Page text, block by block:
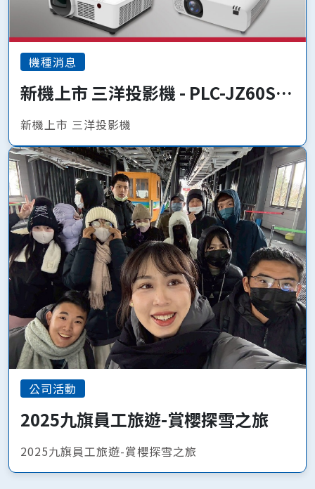
機種消息
新機上市 三洋投影機 - PLC-JZ60S、
PLC-JQ50
新機上市 三洋投影機
公司活動
2025九旗員工旅遊-賞櫻探雪之旅
2025九旗員工旅遊-賞櫻探雪之旅